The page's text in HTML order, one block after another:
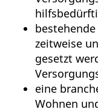
zeitweise
gesetzt
eine
Wohnen